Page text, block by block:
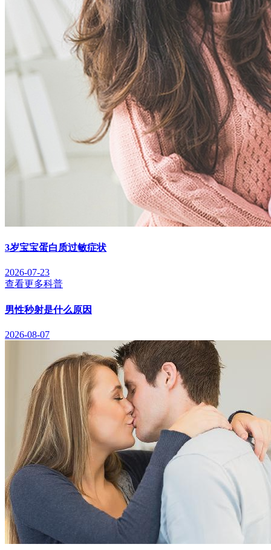
3岁宝宝蛋白质过敏症状
2026-07-23
查看更多科普
男性秒射是什么原因
2026-08-07